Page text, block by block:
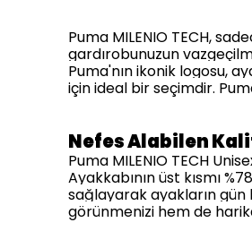
Puma MILENIO TECH,
gardırobunuzun
Puma'nın ikonik logosu,
için ideal bir seçimdir.
Nefes Alabilen
Puma MILENIO TECH
Ayakkabının üst kısmı
sağlayarak ayakların gün
görünmenizi hem de